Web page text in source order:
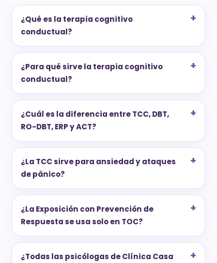
¿Qué es la terapia cognitivo
conductual?
¿Para qué sirve la terapia cognitivo
conductual?
¿Cuál es la diferencia entre TCC, DBT,
RO-DBT, ERP y ACT?
¿La TCC sirve para ansiedad y ataques
de pánico?
¿La Exposición con Prevención de
Respuesta se usa solo en TOC?
¿Todas las psicólogas de Clínica Casa